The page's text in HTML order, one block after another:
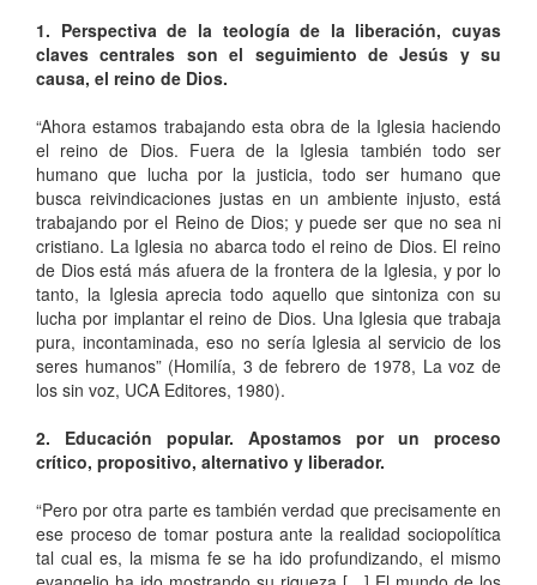
1. Perspectiva de la teología de la liberación, cuyas
claves centrales son el seguimiento de Jesús y su
causa, el reino de Dios.
“Ahora estamos trabajando esta obra de la Iglesia haciendo
el reino de Dios. Fuera de la Iglesia también todo ser
humano que lucha por la justicia, todo ser humano que
busca reivindicaciones justas en un ambiente injusto, está
trabajando por el Reino de Dios; y puede ser que no sea ni
cristiano. La Iglesia no abarca todo el reino de Dios. El reino
de Dios está más afuera de la frontera de la Iglesia, y por lo
tanto, la Iglesia aprecia todo aquello que sintoniza con su
lucha por implantar el reino de Dios. Una Iglesia que trabaja
pura, incontaminada, eso no sería Iglesia al servicio de los
seres humanos” (Homilía, 3 de febrero de 1978, La voz de
los sin voz, UCA Editores, 1980).
2. Educación popular. Apostamos por un proceso
crítico, propositivo, alternativo y liberador.
“Pero por otra parte es también verdad que precisamente en
ese proceso de tomar postura ante la realidad sociopolítica
tal cual es, la misma fe se ha ido profundizando, el mismo